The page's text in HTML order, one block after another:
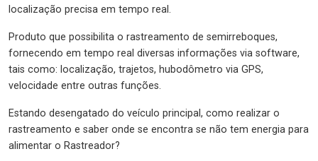
localização precisa em tempo real.
Produto que possibilita o rastreamento de semirreboques,
fornecendo em tempo real diversas informações via software,
tais como: localização, trajetos, hubodômetro via GPS,
velocidade entre outras funções.
Estando desengatado do veículo principal, como realizar o
rastreamento e saber onde se encontra se não tem energia para
alimentar o Rastreador?